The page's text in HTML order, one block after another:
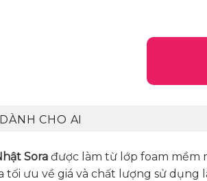
CHO AI
Sora được làm từ lớp foam mềm
tối ưu về giá và chất lượng sử dụng